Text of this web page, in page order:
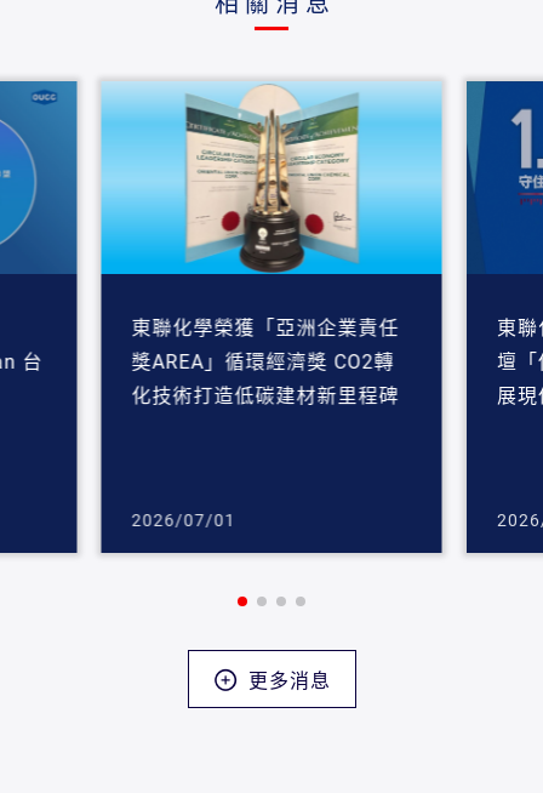
台
東聯化學榮獲「亞洲企業責任
獎AREA」循環經濟獎 CO2轉
化技術打造低碳建材新里程碑
2026/07/01
東
壇「
展
更多消息